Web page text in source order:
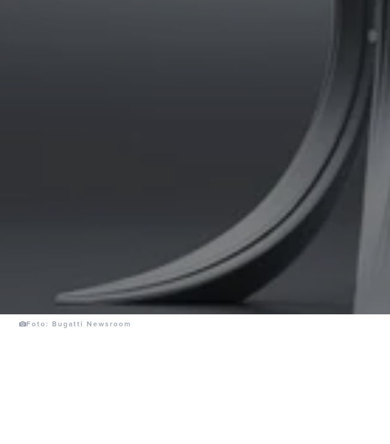
Foto: Bugatti Newsroom